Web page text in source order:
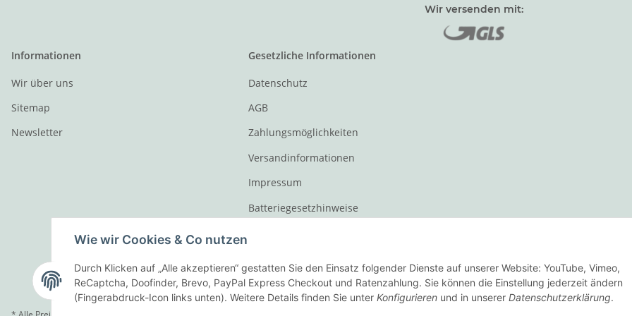
Wir versenden mit:
Informationen
Wir über uns
Sitemap
Newsletter
Gesetzliche Informationen
Datenschutz
AGB
Zahlungsmöglichkeiten
Versandinformationen
Impressum
Batteriegesetzhinweise
Vertrag widerrufen
Wie wir Cookies & Co nutzen
Durch Klicken auf „Alle akzeptieren“ gestatten Sie den Einsatz folgender Dienste auf unserer Website: YouTube, Vimeo,
ReCaptcha, Doofinder, Brevo, PayPal Express Checkout und Ratenzahlung. Sie können die Einstellung jederzeit ändern
(Fingerabdruck-Icon links unten). Weitere Details finden Sie unter Konfigurieren und in unserer Datenschutzerklärung.